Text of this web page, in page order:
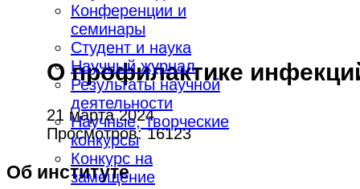
Конференции и
семинары
Студент и наука
Научный журнал
Результаты научной
деятельности
Научные, творческие
конкурсы
Конкурс на
замещение
О профилактике
21 марта 2024
Просмотров: 16123
Об институте